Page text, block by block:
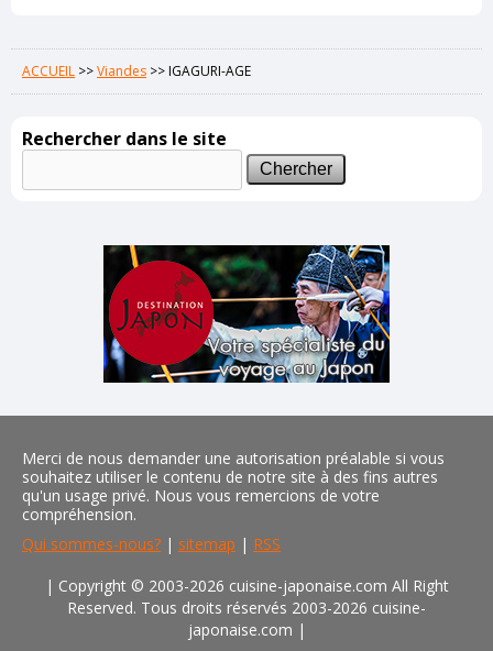
ACCUEIL >>Viandes >>IGAGURI-AGE
Rechercher dans le site
Merci de nous demander une autorisation préalable si vous
souhaitez utiliser le contenu de notre site à des fins autres
qu'un usage privé. Nous vous remercions de votre
compréhension.
Qui sommes-nous? | sitemap | RSS
| Copyright © 2003-2026 cuisine-japonaise.com All Right
Reserved. Tous droits réservés 2003-2026 cuisine-
japonaise.com |